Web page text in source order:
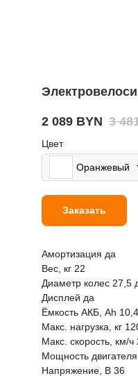
2 089 BYN 3
Цвет
Оранжевый
Заказать
Амортизация да
Вес, кг 22
Диаметр колес 27,5
Дисплей да
Ёмкость АКБ, Ah 10,4
Макс. нагрузка, кг
Макс. скорость, км/ч
Мощность
Напряже ние, В 36